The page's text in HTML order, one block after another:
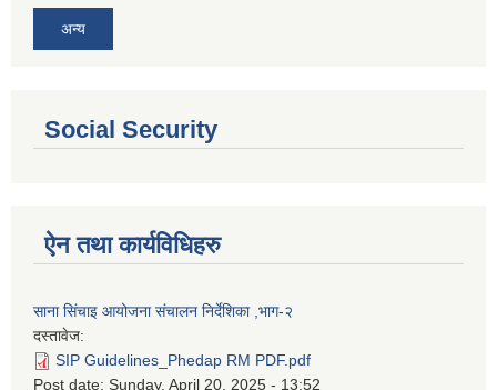
अन्य
Social Security
ऐन तथा कार्यविधिहरु
साना सिंचाइ आयोजना संचालन निर्देशिका ,भाग-२
दस्तावेज:
SIP Guidelines_Phedap RM PDF.pdf
Post date: Sunday, April 20, 2025 - 13:52